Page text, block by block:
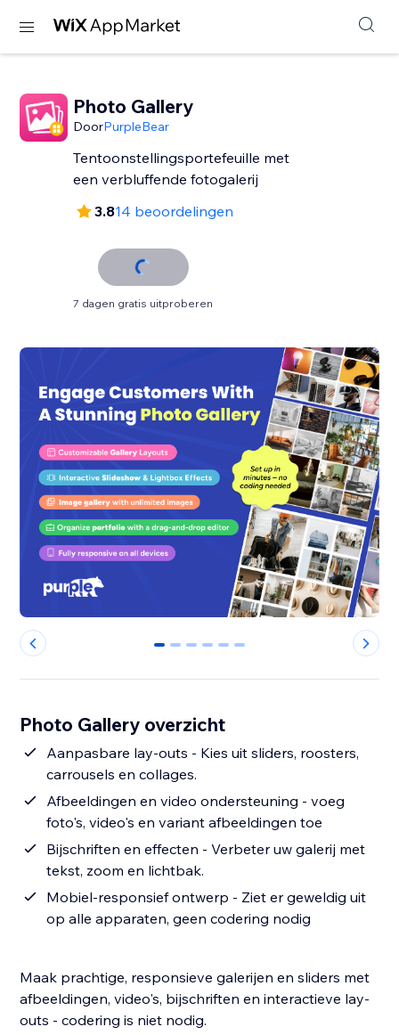
Photo Gallery
DoorPurpleBear
Tentoonstellingsportefeuille met
een verbluffende fotogalerij
3.814 beoordelingen
7 dagen gratis uitproberen
0 1 2 3 4 5
Photo Gallery overzicht
Aanpasbare lay-outs - Kies uit sliders, roosters,
carrousels en collages.
Afbeeldingen en video ondersteuning - voeg
foto's, video's en variant afbeeldingen toe
Bijschriften en effecten - Verbeter uw galerij met
tekst, zoom en lichtbak.
Mobiel-responsief ontwerp - Ziet er geweldig uit
op alle apparaten, geen codering nodig
Maak prachtige, responsieve galerijen en sliders met
afbeeldingen, video's, bijschriften en interactieve lay-
outs - codering is niet nodig.